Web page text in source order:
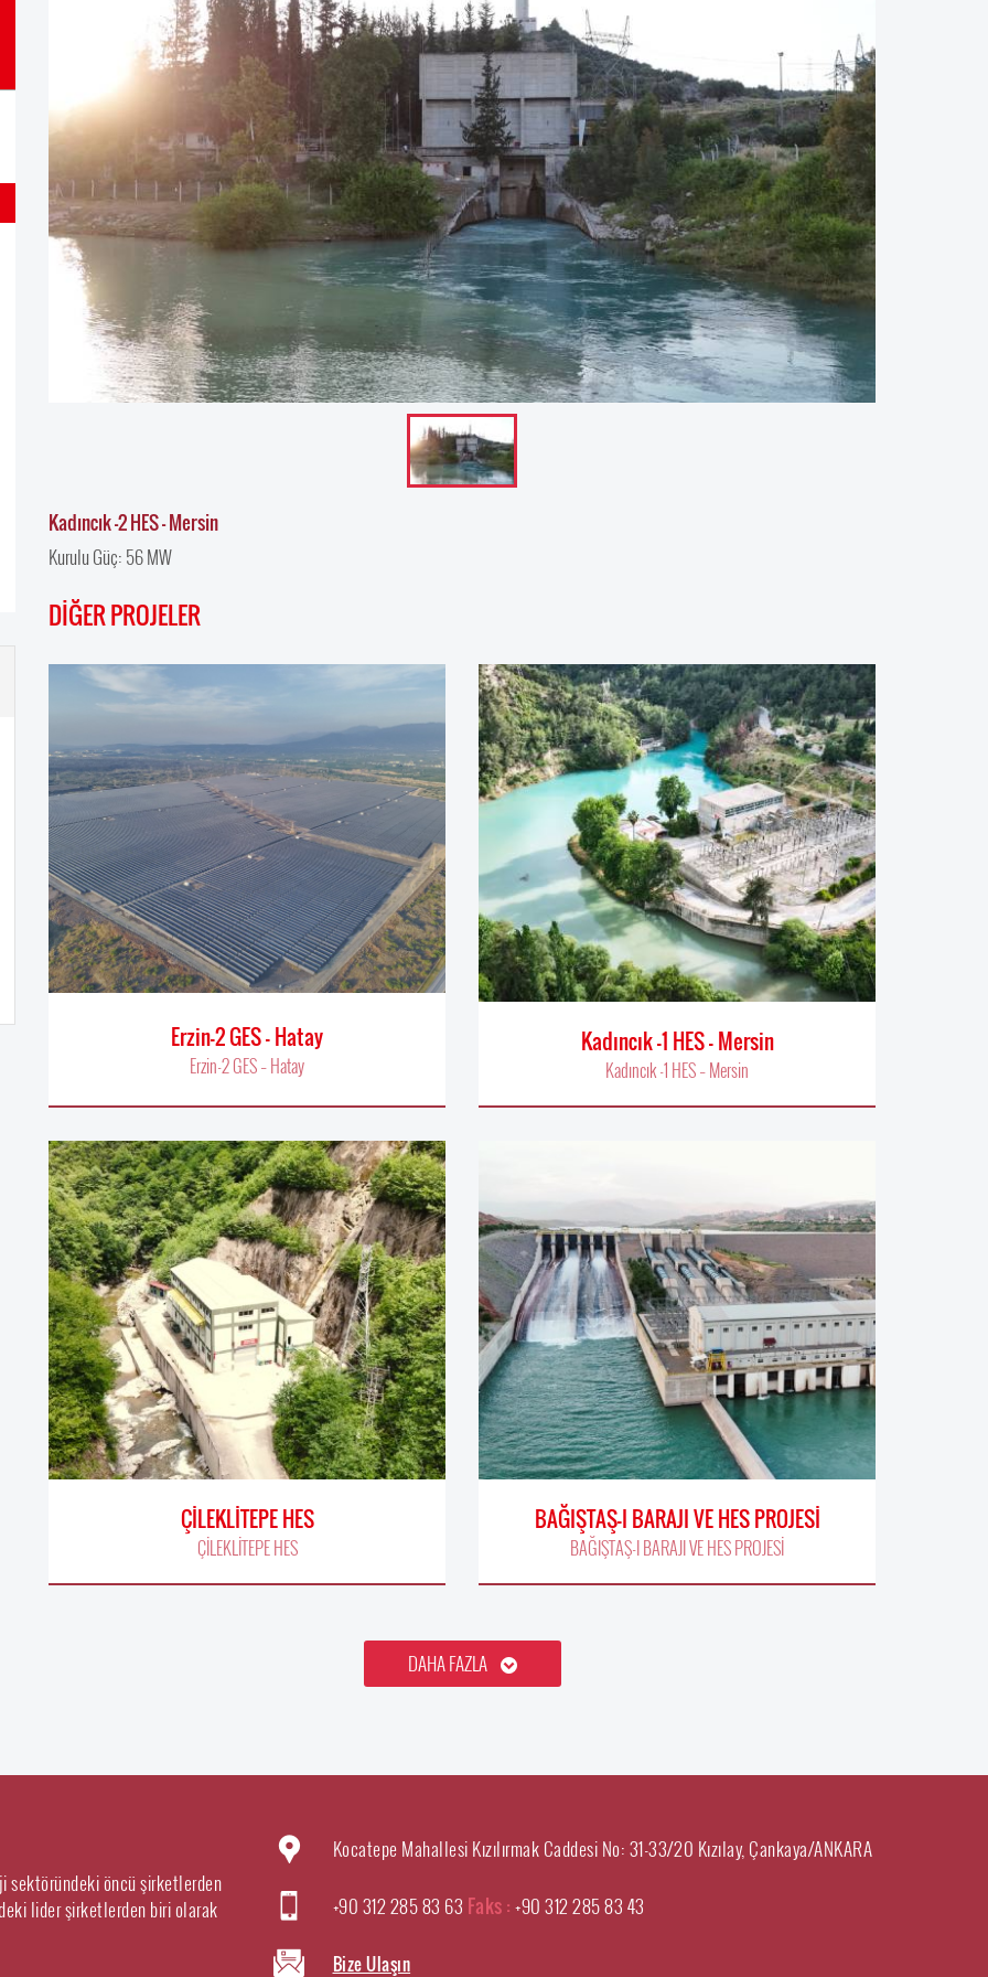
Kadıncık -2 HES – Mersin
Kurulu Güç: 56 MW
DİĞER PROJELER
Erzin-2 GES – Hatay
Erzin-2 GES – Hatay
Kadıncık -1 HES – Mersin
Kadıncık -1 HES – Mersin
ÇİLEKLİTEPE HES
ÇİLEKLİTEPE HES
BAĞIŞTAŞ-I BARAJI VE HES PROJESİ
BAĞIŞTAŞ-I BARAJI VE HES PROJESİ
DAHA FAZLA
sektöründeki öncü şirketlerden
lider şirketlerden biri olarak
Kocatepe Mahallesi Kızılırmak Caddesi No: 31-33/20 Kızılay, Çankaya/ANKARA
+90 312 285 83 63 Faks :+90 312 285 83 43
Bize Ulaşın